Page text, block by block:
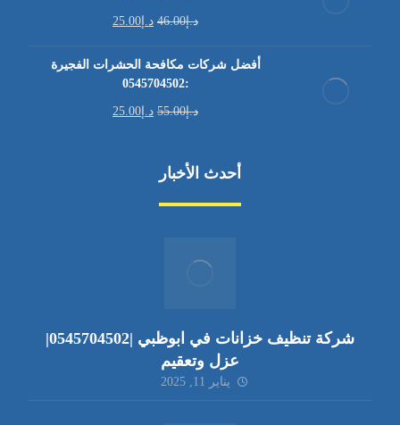
د.إ46.00 د.إ 25.00
أفضل شركات مكافحة الحشرات الفجيرة
:0545704502
د.إ55.00 د.إ 25.00
أحدث الأخبار
شركة تنظيف خزانات في ابوظبي |0545704502|
عزل وتعقيم
يناير 11, 2025